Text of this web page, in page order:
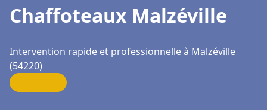
Chaffoteaux Malzéville
Intervention rapide et professionnelle à Malzéville
(54220)